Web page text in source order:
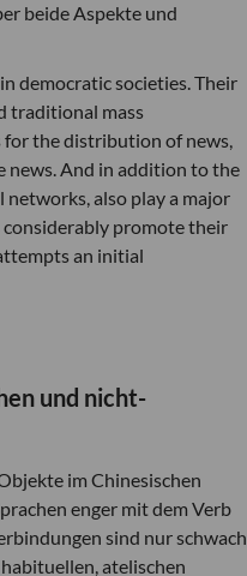
beide Aspekte und
democratic societies. Their
traditional mass
the distribution of news,
news. And in addition to the
also play a major
considerably promote their
an initial
und nicht-
im Chinesischen
enger mit dem Verb
sind nur schwach
atelischen